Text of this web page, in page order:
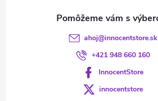
ahoj@innocentstore.sk
+421 948 660 160
InnocentStore
innocentstore